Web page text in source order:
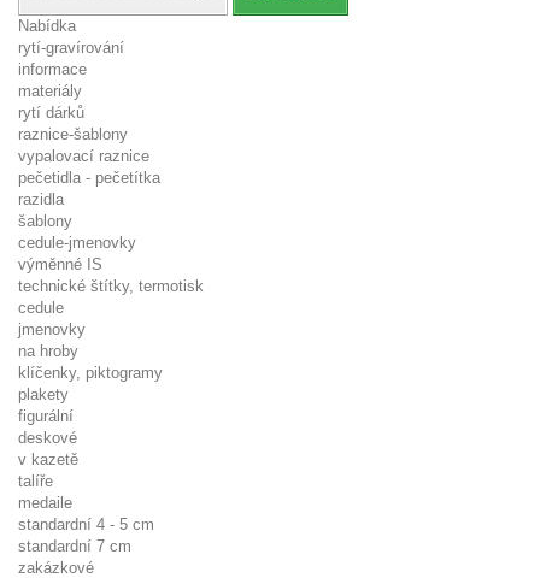
Nabídka
rytí-gravírování
informace
materiály
rytí dárků
raznice-šablony
vypalovací raznice
pečetidla - pečetítka
razidla
šablony
cedule-jmenovky
výměnné IS
technické štítky, termotisk
cedule
jmenovky
na hroby
klíčenky, piktogramy
plakety
figurální
deskové
v kazetě
talíře
medaile
standardní 4 - 5 cm
standardní 7 cm
zakázkové